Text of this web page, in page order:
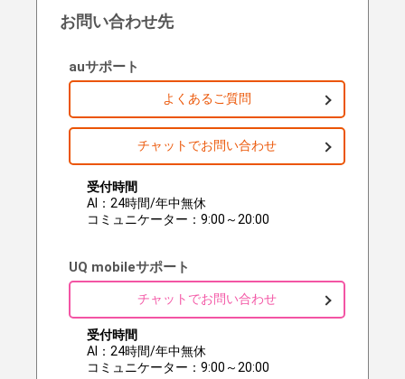
お問い合わせ先
auサポート
よくあるご質問
チャットでお問い合わせ
受付時間
AI：24時間/年中無休
コミュニケーター：9:00～20:00
UQ mobileサポート
チャットでお問い合わせ
受付時間
AI：24時間/年中無休
コミュニケーター：9:00～20:00